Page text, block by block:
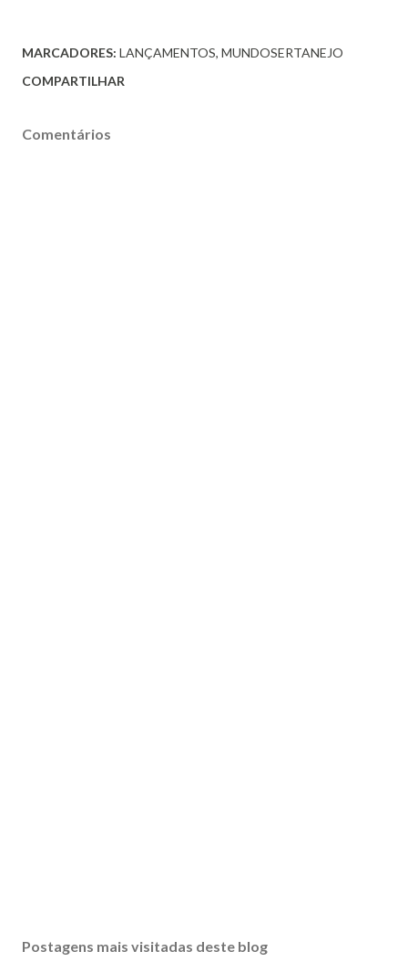
MARCADORES: LANÇAMENTOS MUNDOSERTANEJO
COMPARTILHAR
Comentários
Postagens mais visitadas deste blog